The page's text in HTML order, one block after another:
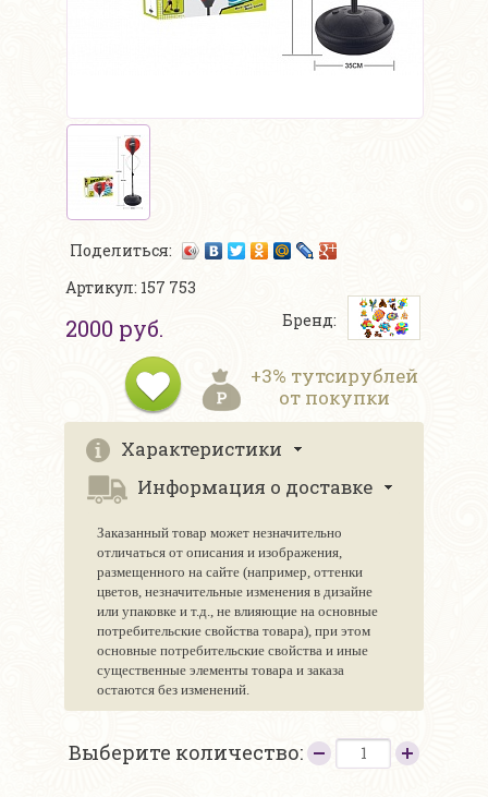
Поделиться:
Артикул: 157 753
2000 руб. Бренд:
+3% тутсирублей
от покупки
Характеристики
Информация о доставке
Заказанный товар может незначительно
отличаться от описания и изображения,
размещенного на сайте (например, оттенки
цветов, незначительные изменения в дизайне
или упаковке и т.д., не влияющие на основные
потребительские свойства товара), при этом
основные потребительские свойства и иные
существенные элементы товара и заказа
остаются без изменений.
Выберите количество: